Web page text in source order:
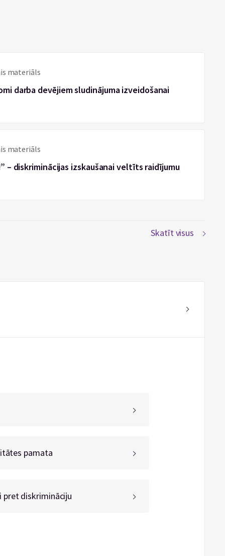
materiāls
darba devējiem sludinājuma izveidošanai
materiāls
– diskriminācijas izskaušanai veltīts raidījumu
Skatīt visus
pamata
pret diskrimināciju